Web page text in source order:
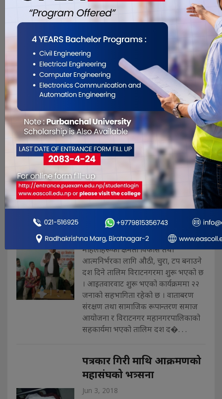
विराटनगरका १२ जना
महिलालाई सिलाई मेसिन प्रदान
Jun 3, 2018
विराटनगर, २० जेठ । गरीवसँग विश्वेश्वर
कार्यक्रम अन्तरगत विराटनगर
महानगरपालिका ८ र १४ को विभिन्न समुुहमा
काम गरिरहेका १२ जना महिलालाई सिलाइ
मेसिन प्रदान गरिएको छ । गरीबसँग
विश्वेश्वर कार्यक्रम अन्तरगत गत बैशाख २०
गते देखि जेठ २० गतेसम्म सिलाइ कटाइ
तालिम प्रदान गरिएको थियो । विराटनगर
महानगरकाका मेयर �. . .
दलित समुदायका महिलालाइ
क्षमता विकास तालिम
Jun 3, 2018
विराटनगर २० जेठ । दलित समुदायका
महिलाहरूको क्षमता विकास तथा
आत्मनिर्भरका लागि औठी, चुरा, टप बनाउने
दश दिने तालिम विराटनगरमा शुरू भएको छ
। आइतवारवाट शुरू भएको कार्यक्रममा २२
जनाको सहभागिता रहेको छ । वाताबरण
संरक्षण तथा सामाजिक रूपान्तरण समाज
आयोजना र विराटनगर महानगरपालिकाको
सहकार्यमा भएको तालिम दश द�. . .
पत्रकार गिरी माथि आक्रमणको
महासंघको भत्र्सना
Jun 3, 2018